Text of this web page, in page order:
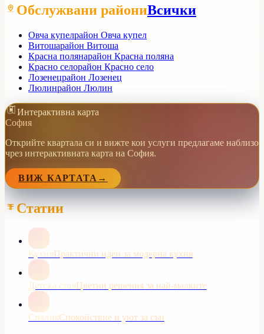
Обслужвани райониВсички
Овча купелрайон Овча купел
Витошарайон Витоша
Красна полянарайон Красна поляна
Красно селорайон Красно село
Лозенецрайон Лозенец
Люлинрайон Люлин
Интерактивна карта
София
Открийте квартала си и вижте кои услуги предлагаме наблизо
чрез интерактивната карта на София.
ВИЖ КАРТАТА →
Статии
КухняПрактични идеи за модерна кухня
Детска стаяЦветни решения за най-малките
СпалняСпокойствие и уют за сън